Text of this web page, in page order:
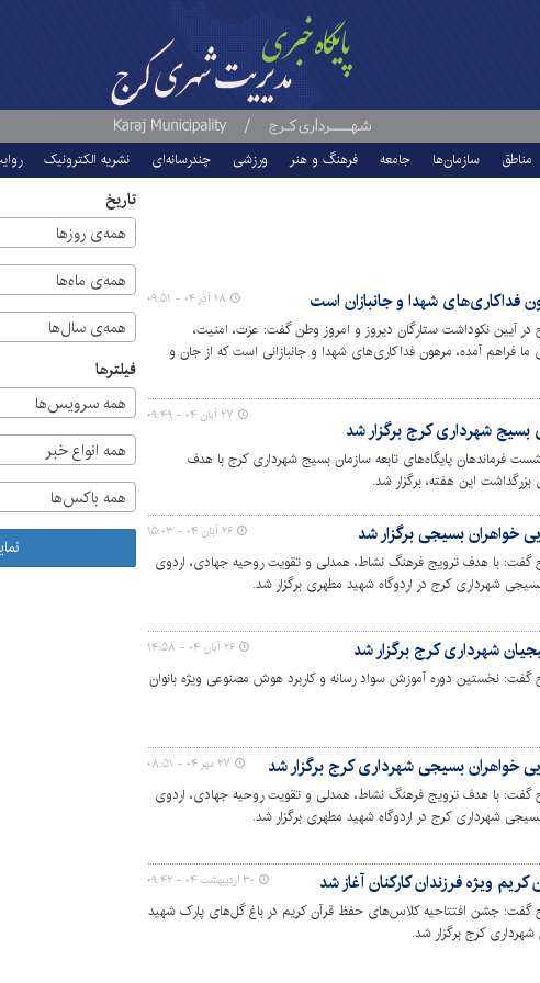
مناطق سازمان‌ها جامعه فرهنگ و هنر ورزشی چندرسانه‌ای نشریه الکترونیک
شهدا و جانبازان است
آیین نکوداشت ستارگان دیروز و امروز وطن گفت: عزت، امنیت،
فراهم آمده، مرهون فداکاری‌های شهدا و جانبازانی است که از جان و
۱۸ آذر ۰۴ - ۰۹:۵۱
بسیج شهرداری کرج برگزار شد
فرماندهان پایگاه‌های تابعه سازمان بسیج شهرداری کرج با هدف
این هفته، برگزار شد.
۲۷ آبان ۰۴ - ۰۹:۴۹
خواهران بسیجی برگزار شد
با هدف ترویج فرهنگ نشاط، همدلی و تقویت روحیه جهادی، اردوی
شهرداری کرج در اردوگاه شهید مطهری برگزار شد.
۲۶ آبان ۰۴ - ۱۵:۰۳
شهرداری کرج برگزار شد
نخستین دوره آموزش سواد رسانه و کاربرد هوش مصنوعی ویژه بانوان
۲۶ آبان ۰۴ - ۱۴:۵۸
خواهران بسیجی شهرداری کرج برگزار شد
با هدف ترویج فرهنگ نشاط، همدلی و تقویت روحیه جهادی، اردوی
شهرداری کرج در اردوگاه شهید مطهری برگزار شد.
۲۷ مهر ۰۴ - ۰۸:۵۱
ویژه فرزندان کارکنان آغاز شد
گفت: جشن افتتاحیه کلاس‌های حفظ قرآن کریم در باغ گل‌های پارک شهید
کرج برگزار شد.
۳۰ اردیبهشت ۰۴ - ۰۹:۴۲
تاریخ
همه‌ی روزها
همه‌ی ماه‌ها
همه‌ی سال‌ها
فیلترها
همه سرویس‌ها
همه انواع خبر
همه باکس‌ها